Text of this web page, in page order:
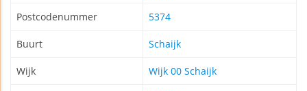
Postcodenummer 5374
Buurt Schaijk
Wijk Wijk 00 Schaijk